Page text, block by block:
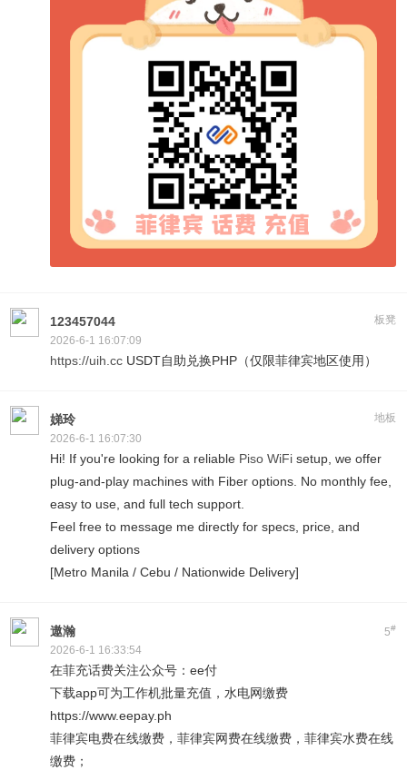
板凳
123457044
2026-6-1 16:07:09
https://uih.cc USDT自助兑换PHP（仅限菲律宾地区使用）
地板
娣玲
2026-6-1 16:07:30
Hi! If you're looking for a reliable Piso WiFi setup, we offer
plug-and-play machines with Fiber options. No monthly fee,
easy to use, and full tech support.
Feel free to message me directly for specs, price, and
delivery options
[Metro Manila / Cebu / Nationwide Delivery]
5#
遨瀚
2026-6-1 16:33:54
在菲充话费关注公众号：ee付
下载app可为工作机批量充值，水电网缴费
https://www.eepay.ph
菲律宾电费在线缴费，菲律宾网费在线缴费，菲律宾水费在线
缴费；